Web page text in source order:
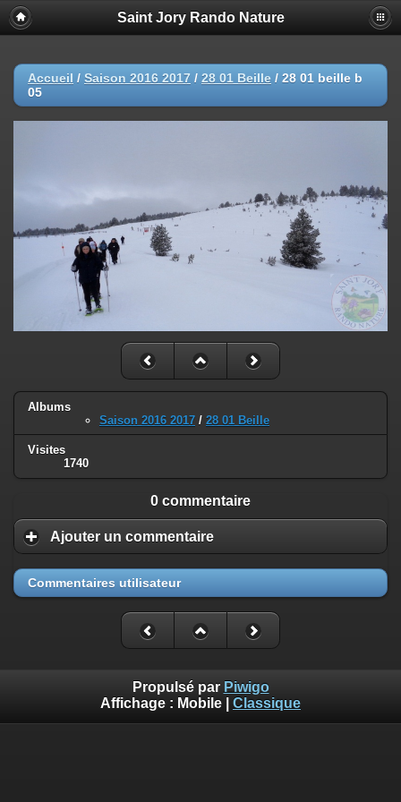
Saint Jory Rando Nature
Accueil / Saison 2016 2017 / 28 01 Beille / 28 01 beille b
05
Albums
Saison 2016 2017 / 28 01 Beille
Visites
1740
0 commentaire
Ajouter un commentaire
Commentaires utilisateur
Propulsé par Piwigo
Affichage : Mobile Classique